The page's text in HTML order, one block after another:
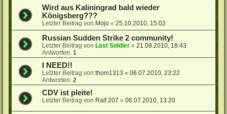
Wird aus Kaliningrad bald wieder
Königsberg???
Letzter Beitrag von Mojo «25.10.2010, 15:02
Russian Sudden Strike 2 community!
Letzter Beitrag vonLast Soldier «21.08.2010, 18:43
Antworten:1
I NEED!!
Letzter Beitrag vonthom1313 «06.07.2010, 23:22
Antworten:2
CDV ist pleite!
Letzter Beitrag von Ralf 207 «06.07.2010, 13:20